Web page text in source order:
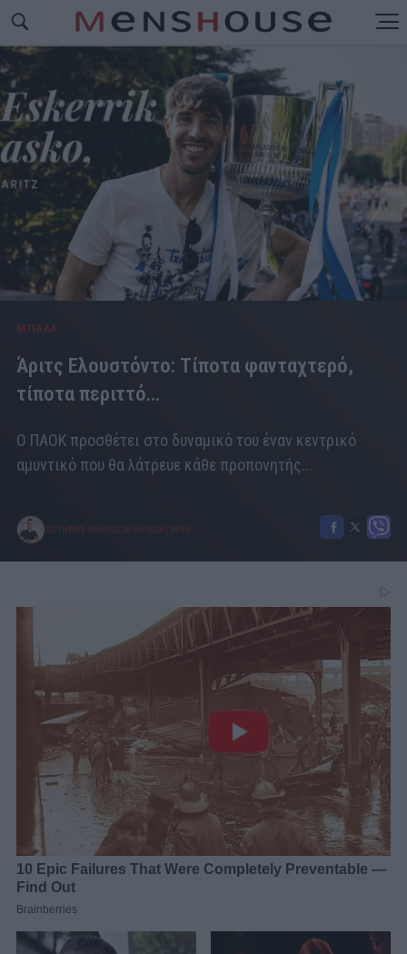
ΜΠΑΛΑ
Άριτς Ελουστόντο: Τίποτα φανταχτερό,
τίποτα περιττό...
Ο ΠΑΟΚ προσθέτει στο δυναμικό του έναν κεντρικό
αμυντικό που θα λάτρευε κάθε προπονητής...
ΣΩΤΗΡΗΣ ΜΗΛΙΟΣ 25/06/2026 08:53